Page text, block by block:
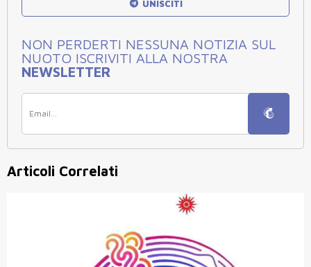
UNISCITI
NON PERDERTI NESSUNA NOTIZIA SUL
NUOTO ISCRIVITI ALLA NOSTRA
NEWSLETTER
Articoli Correlati